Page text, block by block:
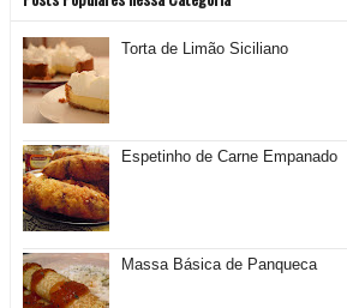
Torta de Limão Siciliano
Espetinho de Carne Empanado
Massa Básica de Panqueca